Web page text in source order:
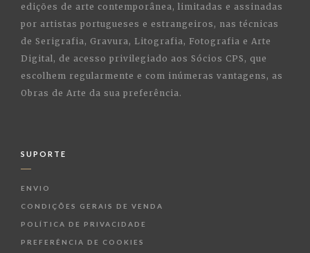
edições de arte contemporânea, limitadas e assinadas
por artistas portugueses e estrangeiros, nas técnicas
de Serigrafia, Gravura, Litografia, Fotografia e Arte
Digital, de acesso privilegiado aos Sócios CPS, que
escolhem regularmente e com inúmeras vantagens, as
Obras de Arte da sua preferência.
SUPORTE
ENVIO
CONDIÇÕES GERAIS DE VENDA
POLÍTICA DE PRIVACIDADE
PREFERÊNCIA DE COOKIES